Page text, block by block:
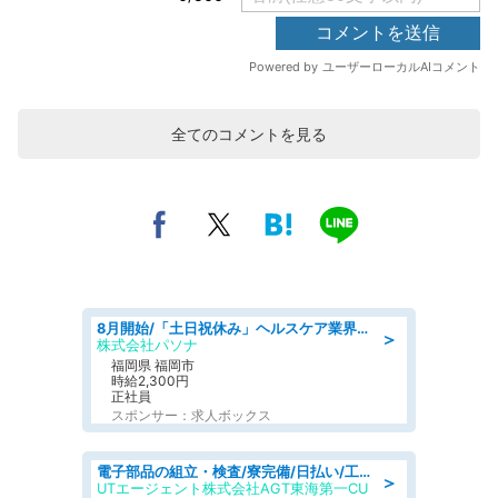
全てのコメントを見る
＞
8月開始/「土日祝休み」ヘルスケア業界の産業保健師/高時給/未経験OK/要資格:保健師、正看護師
株式会社パソナ
福岡県 福岡市
時給2,300円
正社員
スポンサー：求人ボックス
＞
電子部品の組立・検査/寮完備/日払い/工場・製造
UTエージェント株式会社AGT東海第一CU